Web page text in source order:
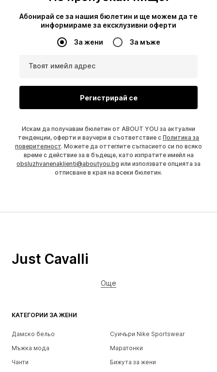
Абонирай се за нашия бюлетин и ще можем да те
информираме за ексклузивни оферти
За жени За мъже
Твоят имейл адрес
Регистрирай се
Искам да получавам бюлетин от ABOUT YOU за актуални
тенденции, оферти и ваучери в съответствие с Политика за
поверителност. Можете да оттеглите съгласието си по всяко
време с действие за в бъдеще, като изпратите имейл на
obsluzhvanenaklienti@aboutyou.bg или използвате опцията за
отписване в края на всеки бюлетин.
КАТЕГОРИИ ЗА ЖЕНИ
Дамско бельо
Суичъри Nike Sportswear
Мъжка мода
Маратонки
Чанти
Бижута за жени
Just Cavalli
Още